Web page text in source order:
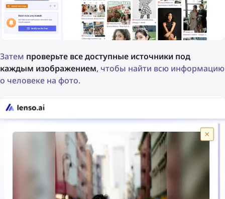
Затем проверьте все доступные источники под
каждым изображением, чтобы найти всю информацию
о человеке на фото.